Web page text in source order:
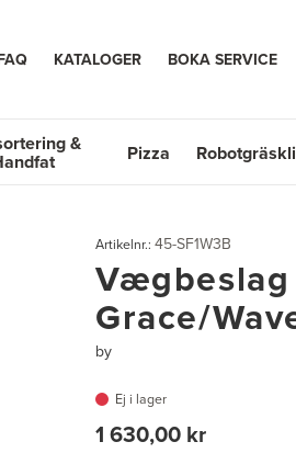
KATALOGER BOKA SERVICE
& Pizza
Artikelnr.: 45-SF1W3B
Vægbeslag
Grace/
by
Ej i lager
1 630,00 kr